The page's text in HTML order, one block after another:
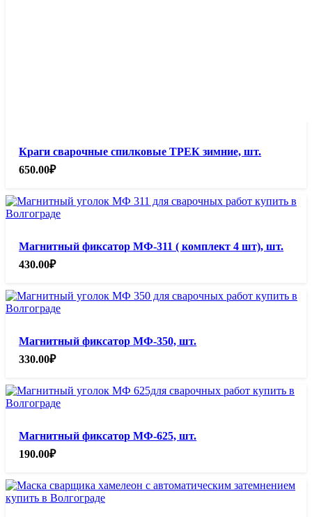
Краги сварочные спилковые ТРЕК зимние, шт.
650.00₽
Магнитный фиксатор МФ-311 ( комплект 4 шт), шт.
430.00₽
Магнитный фиксатор МФ-350, шт.
330.00₽
Магнитный фиксатор МФ-625, шт.
190.00₽